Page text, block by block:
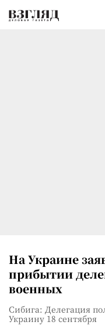
На Украине
прибытии
военных
Сибига: Делегация
Украину 18 сентября